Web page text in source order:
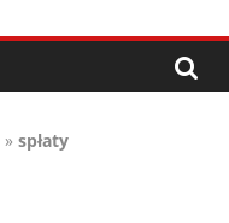
»spłaty